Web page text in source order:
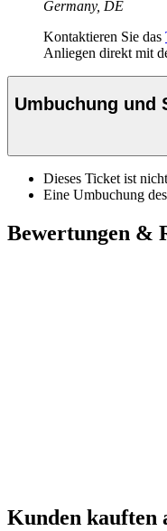
Germany, DE
Kontaktieren Sie das
Anliegen direkt mit
Umbuchung und
Dieses Ticket ist
Eine Umbuchung
Bewertungen &
Kunden kauften